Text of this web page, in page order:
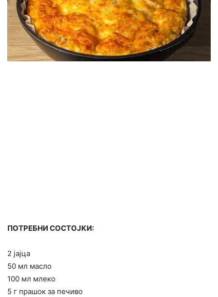
ПОТРЕБНИ СОСТОЈКИ:
2 јајца
50 мл масло
100 мл млеко
5 г прашок за печиво